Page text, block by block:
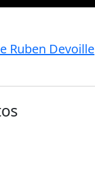
Ruben Devoille